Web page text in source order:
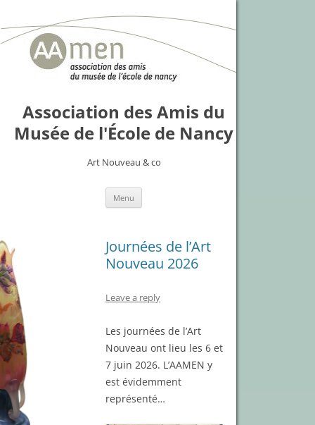
Association des Amis du
Musée de l'École de Nancy
Art Nouveau & co
Menu
Journées de l’Art
Nouveau 2026
Leave a reply
Les journées de l’Art
Nouveau ont lieu les 6 et
7 juin 2026. L’AAMEN y
est évidemment
représenté…